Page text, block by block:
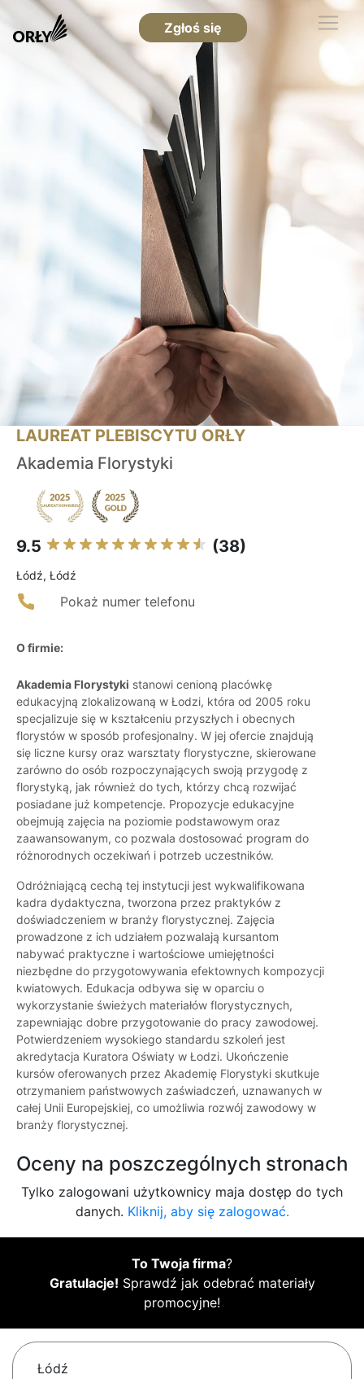
Zgłoś się
LAUREAT PLEBISCYTU ORŁY
Akademia Florystyki
9.5 (38)
Łódź, Łódź
Pokaż numer telefonu
O firmie:
Akademia Florystyki stanowi cenioną placówkę
edukacyjną zlokalizowaną w Łodzi, która od 2005 roku
specjalizuje się w kształceniu przyszłych i obecnych
florystów w sposób profesjonalny. W jej ofercie znajdują
się liczne kursy oraz warsztaty florystyczne, skierowane
zarówno do osób rozpoczynających swoją przygodę z
florystyką, jak również do tych, którzy chcą rozwijać
posiadane już kompetencje. Propozycje edukacyjne
obejmują zajęcia na poziomie podstawowym oraz
zaawansowanym, co pozwala dostosować program do
różnorodnych oczekiwań i potrzeb uczestników.
Odróżniającą cechą tej instytucji jest wykwalifikowana
kadra dydaktyczna, tworzona przez praktyków z
doświadczeniem w branży florystycznej. Zajęcia
prowadzone z ich udziałem pozwalają kursantom
nabywać praktyczne i wartościowe umiejętności
niezbędne do przygotowywania efektownych kompozycji
kwiatowych. Edukacja odbywa się w oparciu o
wykorzystanie świeżych materiałów florystycznych,
zapewniając dobre przygotowanie do pracy zawodowej.
Potwierdzeniem wysokiego standardu szkoleń jest
akredytacja Kuratora Oświaty w Łodzi. Ukończenie
kursów oferowanych przez Akademię Florystyki skutkuje
otrzymaniem państwowych zaświadczeń, uznawanych w
całej Unii Europejskiej, co umożliwia rozwój zawodowy w
branży florystycznej.
Oceny na poszczególnych stronach
Tylko zalogowani użytkownicy maja dostęp do tych
danych. Kliknij, aby się zalogować.
To Twoja firma?
Gratulacje! Sprawdź jak odebrać materiały
promocyjne!
Łódź